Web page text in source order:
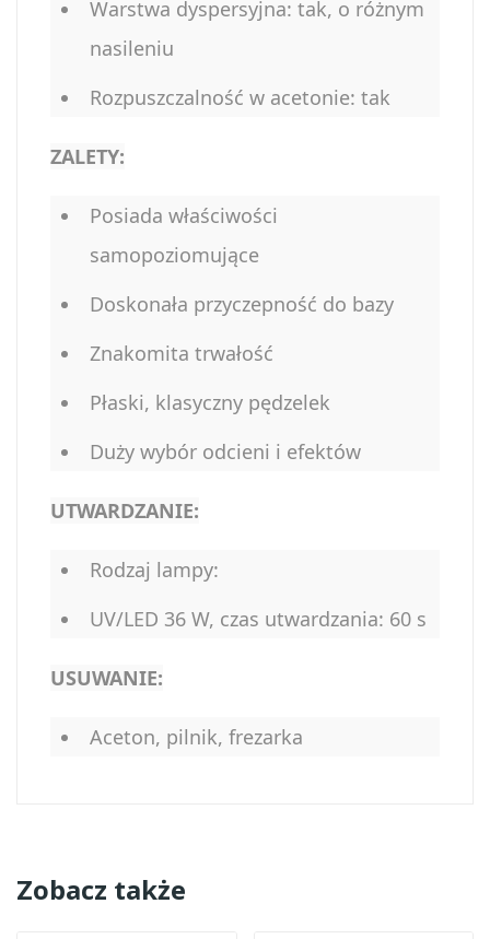
Warstwa dyspersyjna: tak, o różnym
nasileniu
Rozpuszczalność w acetonie: tak
ZALETY:
Posiada właściwości
samopoziomujące
Doskonała przyczepność do bazy
Znakomita trwałość
Płaski, klasyczny pędzelek
Duży wybór odcieni i efektów
UTWARDZANIE:
Rodzaj lampy:
UV/LED 36 W, czas utwardzania: 60 s
USUWANIE:
Aceton, pilnik, frezarka
Zobacz także